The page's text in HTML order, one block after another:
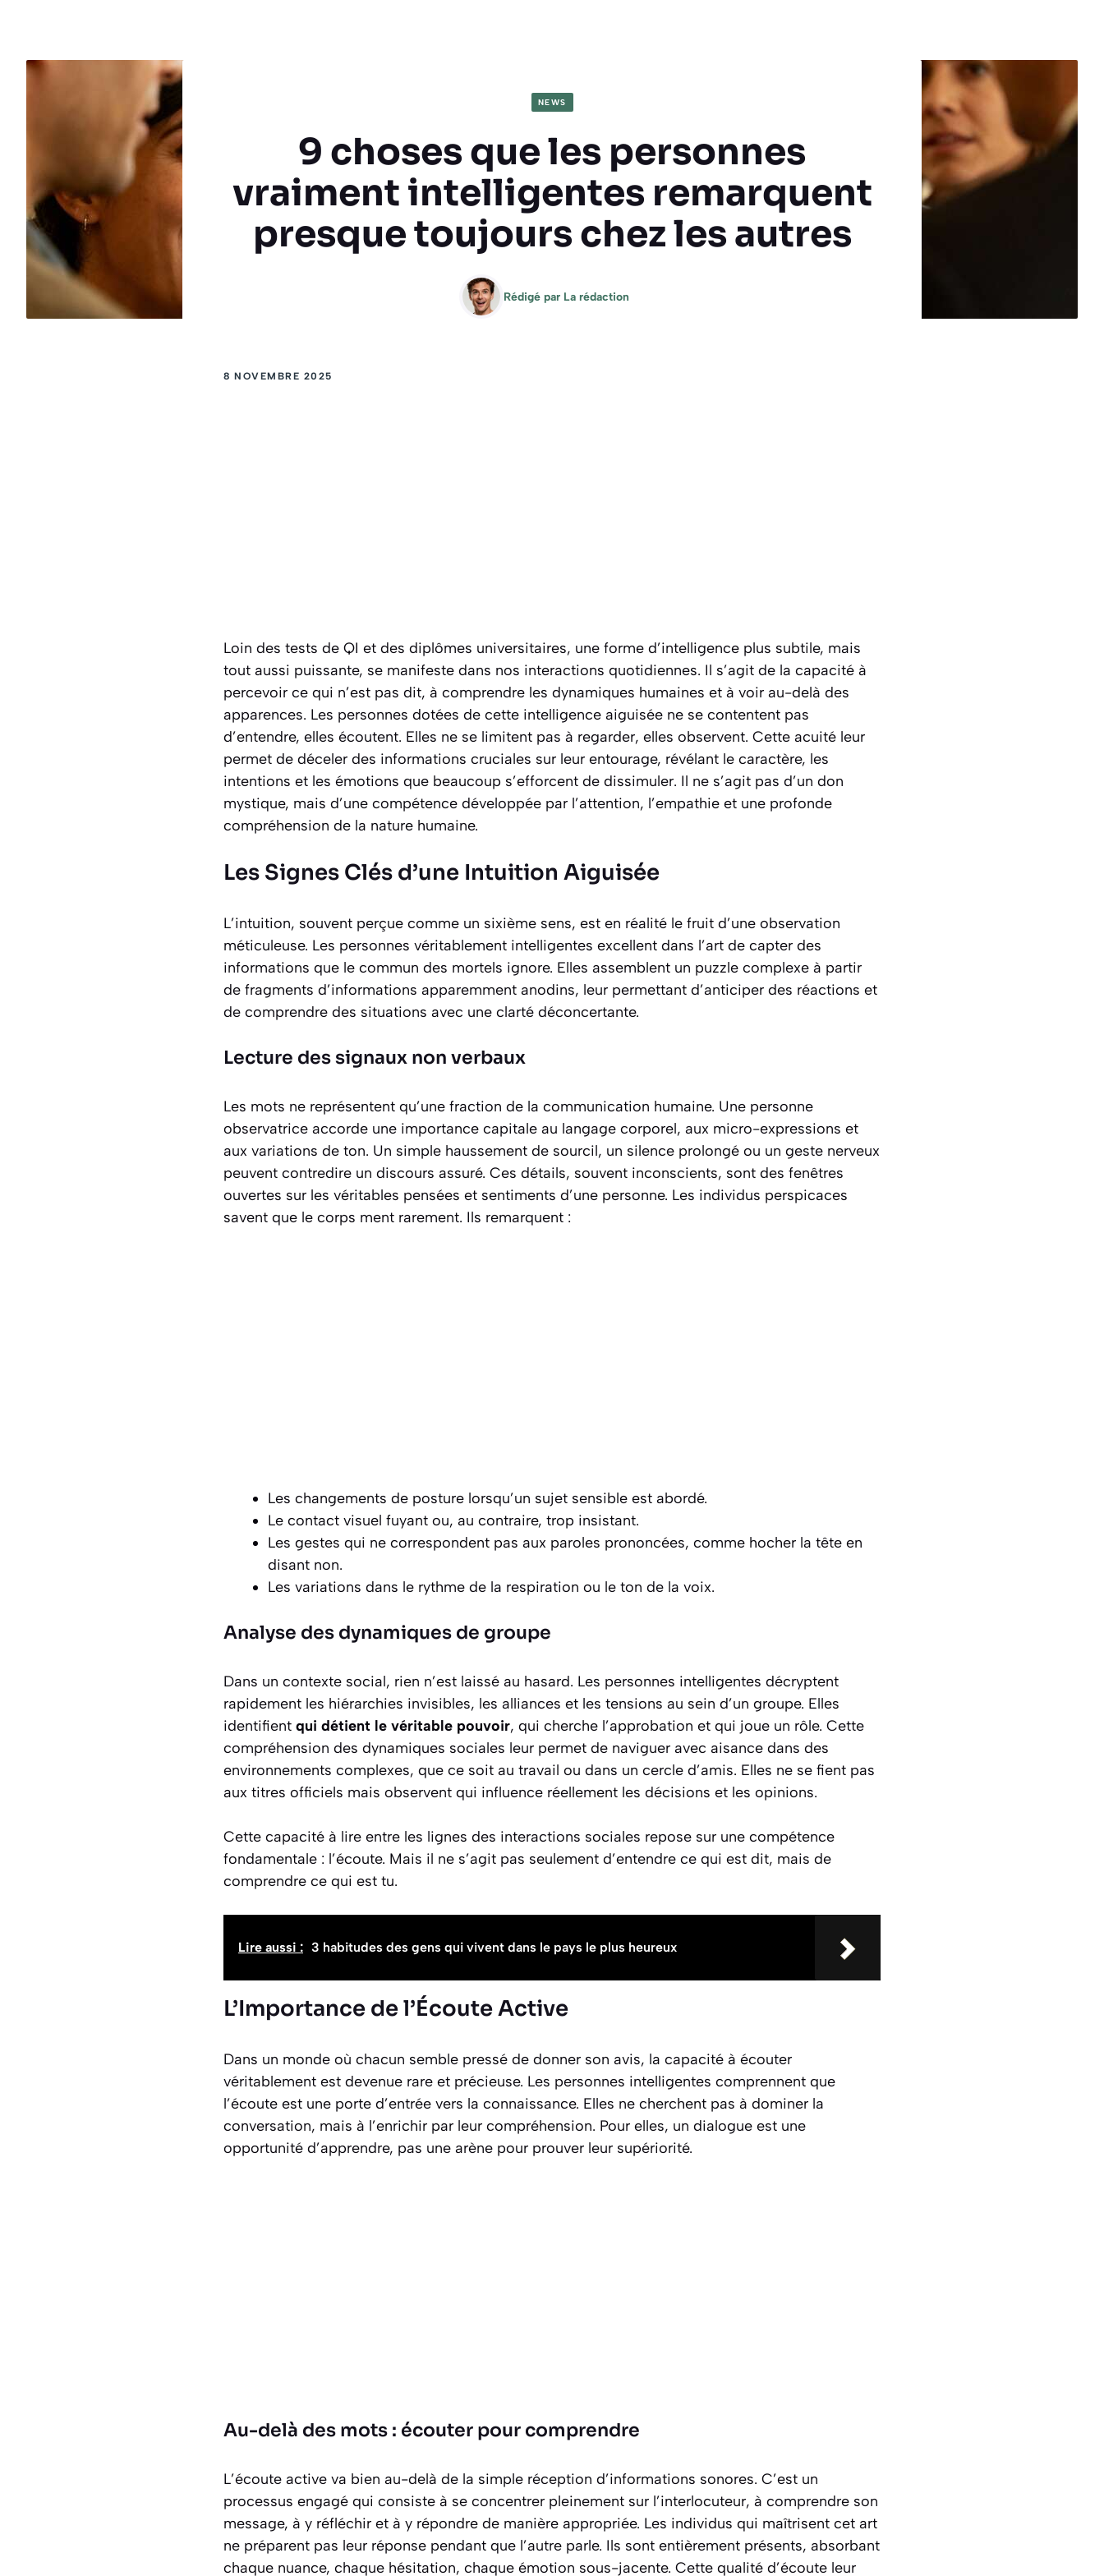
NEWS
9 choses que les personnes
vraiment intelligentes remarquent
presque toujours chez les autres
Rédigé par La rédaction
8 NOVEMBRE 2025
Loin des tests de QI et des diplômes universitaires, une forme d’intelligence plus subtile, mais
tout aussi puissante, se manifeste dans nos interactions quotidiennes. Il s’agit de la capacité à
percevoir ce qui n’est pas dit, à comprendre les dynamiques humaines et à voir au-delà des
apparences. Les personnes dotées de cette intelligence aiguisée ne se contentent pas
d’entendre, elles écoutent. Elles ne se limitent pas à regarder, elles observent. Cette acuité leur
permet de déceler des informations cruciales sur leur entourage, révélant le caractère, les
intentions et les émotions que beaucoup s’efforcent de dissimuler. Il ne s’agit pas d’un don
mystique, mais d’une compétence développée par l’attention, l’empathie et une profonde
compréhension de la nature humaine.
Les Signes Clés d’une Intuition Aiguisée
L’intuition, souvent perçue comme un sixième sens, est en réalité le fruit d’une observation
méticuleuse. Les personnes véritablement intelligentes excellent dans l’art de capter des
informations que le commun des mortels ignore. Elles assemblent un puzzle complexe à partir
de fragments d’informations apparemment anodins, leur permettant d’anticiper des réactions et
de comprendre des situations avec une clarté déconcertante.
Lecture des signaux non verbaux
Les mots ne représentent qu’une fraction de la communication humaine. Une personne
observatrice accorde une importance capitale au langage corporel, aux micro-expressions et
aux variations de ton. Un simple haussement de sourcil, un silence prolongé ou un geste nerveux
peuvent contredire un discours assuré. Ces détails, souvent inconscients, sont des fenêtres
ouvertes sur les véritables pensées et sentiments d’une personne. Les individus perspicaces
savent que le corps ment rarement. Ils remarquent :
Les changements de posture lorsqu’un sujet sensible est abordé.
Le contact visuel fuyant ou, au contraire, trop insistant.
Les gestes qui ne correspondent pas aux paroles prononcées, comme hocher la tête en
disant non.
Les variations dans le rythme de la respiration ou le ton de la voix.
Analyse des dynamiques de groupe
Dans un contexte social, rien n’est laissé au hasard. Les personnes intelligentes décryptent
rapidement les hiérarchies invisibles, les alliances et les tensions au sein d’un groupe. Elles
identifient qui détient le véritable pouvoir, qui cherche l’approbation et qui joue un rôle. Cette
compréhension des dynamiques sociales leur permet de naviguer avec aisance dans des
environnements complexes, que ce soit au travail ou dans un cercle d’amis. Elles ne se fient pas
aux titres officiels mais observent qui influence réellement les décisions et les opinions.
Cette capacité à lire entre les lignes des interactions sociales repose sur une compétence
fondamentale : l’écoute. Mais il ne s’agit pas seulement d’entendre ce qui est dit, mais de
comprendre ce qui est tu.
Lire aussi : 3 habitudes des gens qui vivent dans le pays le plus heureux
L’Importance de l’Écoute Active
Dans un monde où chacun semble pressé de donner son avis, la capacité à écouter
véritablement est devenue rare et précieuse. Les personnes intelligentes comprennent que
l’écoute est une porte d’entrée vers la connaissance. Elles ne cherchent pas à dominer la
conversation, mais à l’enrichir par leur compréhension. Pour elles, un dialogue est une
opportunité d’apprendre, pas une arène pour prouver leur supériorité.
Au-delà des mots : écouter pour comprendre
L’écoute active va bien au-delà de la simple réception d’informations sonores. C’est un
processus engagé qui consiste à se concentrer pleinement sur l’interlocuteur, à comprendre son
message, à y réfléchir et à y répondre de manière appropriée. Les individus qui maîtrisent cet art
ne préparent pas leur réponse pendant que l’autre parle. Ils sont entièrement présents, absorbant
chaque nuance, chaque hésitation, chaque émotion sous-jacente. Cette qualité d’écoute leur